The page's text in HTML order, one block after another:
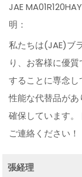
JAE
明：
私たちは(JAE)ブ
り、お客様に優
することに専念
性能な代替品が
確保しています
ご連絡ください！
張経理